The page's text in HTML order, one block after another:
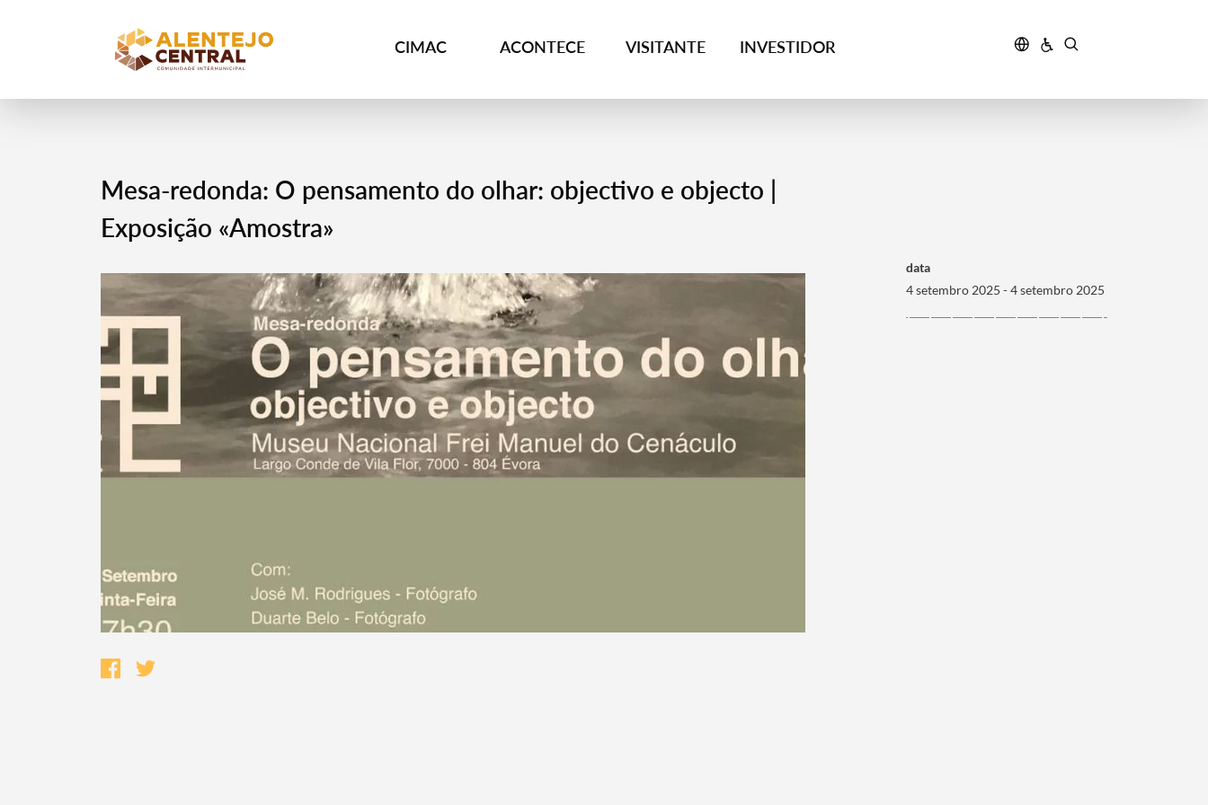
CIMAC ACONTECE VISITANTE INVESTIDOR
Termo de Pesquisa
Categorias gerais
Mesa-redonda: O pensamento do olhar: objectivo e objecto |
Exposição «Amostra»
data
4 setembro 2025 - 4 setembro 2025